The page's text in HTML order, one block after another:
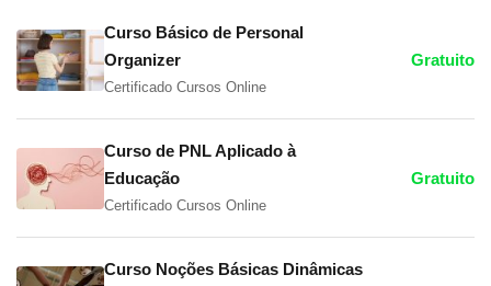
Curso Básico de Personal
Organizer
Certificado Cursos Online
Gratuito
Curso de PNL Aplicado à
Educação
Certificado Cursos Online
Gratuito
Curso Noções Básicas Dinâmicas